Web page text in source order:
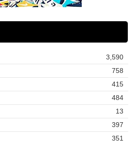
3,590
758
415
484
13
397
351